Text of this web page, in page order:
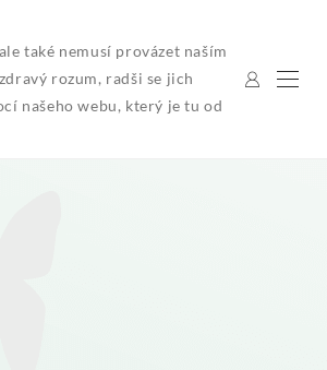
také nemusí provázet naším
rozum, radši se jich
našeho webu, který je tu od